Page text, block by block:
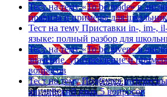
Тест на тему «To be made» в
правила и примеры для
Тест на тему Приставки in-, im-,
языке: полный разбор для
Тест на тему «To be given» в
значение, употребление и
вопросов
Тест на тему Подборка
английский язык 5 вопросов